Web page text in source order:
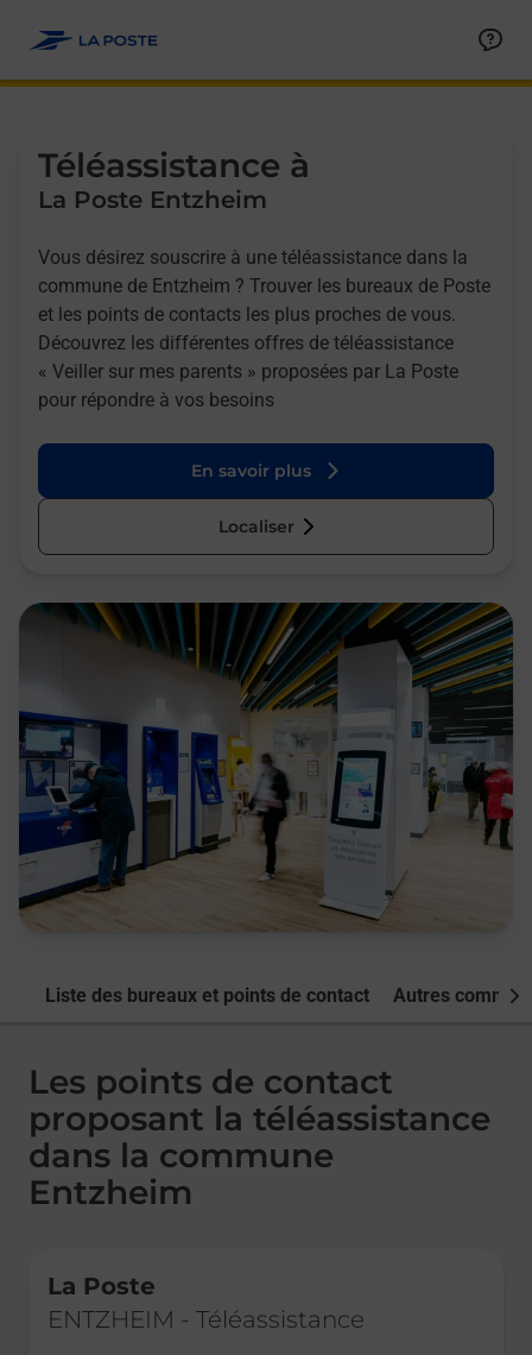
Téléassistance à
La Poste Entzheim
Vous désirez souscrire à une téléassistance dans la
commune de Entzheim ? Trouver les bureaux de Poste
et les points de contacts les plus proches de vous.
Découvrez les différentes offres de téléassistance
« Veiller sur mes parents » proposées par La Poste
pour répondre à vos besoins
En savoir plus
Localiser
Liste des bureaux et points de contact Autres
Les points de contact
proposant la téléassistance
dans la commune
Entzheim
La Poste
ENTZHEIM - Téléassistance